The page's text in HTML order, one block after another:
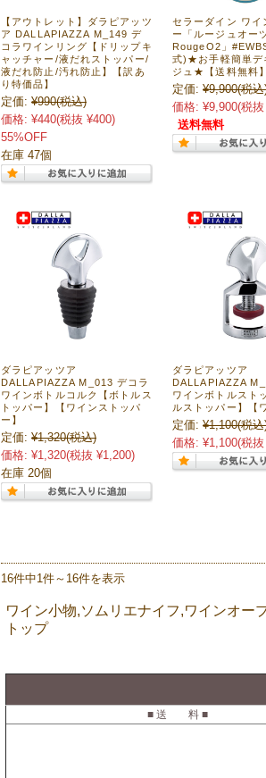
【アウトレット】ダラピアッツ
ア DALLAPIAZZA M_149 デ
コラワインリング【ドリップキ
ャッチャー/液だれストッパー/
液だれ防止/汚れ防止】【訳あ
り特価品】
定価: ¥990(税込)
価格: ¥440(税抜 ¥400)
55%OFF
在庫 47個
セラーダイン ワイ
ー「ルージュオー
RougeO2」
式)★お手軽簡単デ
ジュ★【送料無料】
定価: ¥9,900(税込
価格: ¥9,900(税
送料無料
ダラピアッツア
DALLAPIAZZA M_013 デコラ
ワインボトルコルク【ボトルス
トッパー】【ワインストッパ
ー】
定価: ¥1,320(税込)
価格: ¥1,320(税抜 ¥1,200)
在庫 20個
ダラピアッツア
DALLAPIAZZA
ワインボトルスト
ルストッパー】【
定価: ¥1,100(税込
価格: ¥1,100(税
16件中1件～16件を表示
ワイン小物,ソムリエナイフ,ワインオー
トップ
■ 送 料 ■